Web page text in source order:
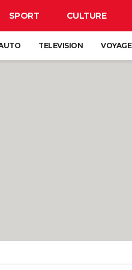
SPORT CULTURE
TELEVISION VOYAGE